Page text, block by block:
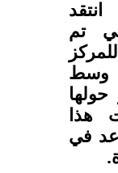
تم
وسط
هذا
في